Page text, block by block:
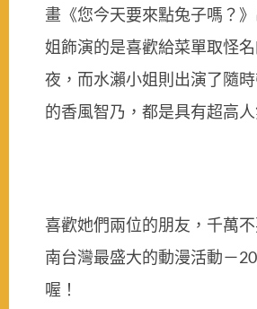
畫《您今天要來點兔子嗎？
姐飾演的是喜歡給菜單取怪
夜，而水瀨小姐則出演了隨
的香風智乃，都是具有超高人
喜歡她們兩位的朋友，千萬
南台灣最盛大的動漫活動－
喔！